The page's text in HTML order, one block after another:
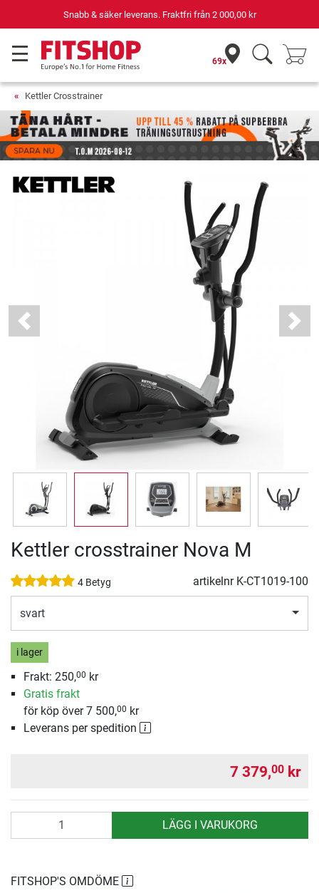
Din expert inom hemmaträning i 42 år
69x
Kettler Crosstrainer
Previous Next
Kettler crosstrainer Nova M
4 Betyg artikelnr K-CT1019-100
svart
i lager
Frakt: 250,00 kr
Gratis frakt
för köp över 7 500,00 kr
Leverans per spedition
7 379,00 kr
LÄGG I VARUKORG
FITSHOP'S OMDÖME